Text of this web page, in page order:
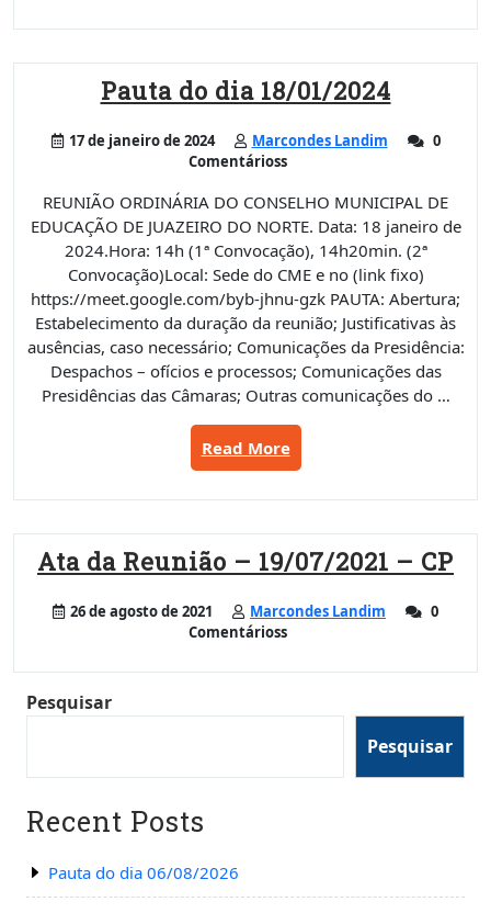
Pauta do dia 18/01/2024
17 de janeiro de 2024 Marcondes Landim
0
Comentárioss
REUNIÃO ORDINÁRIA DO CONSELHO MUNICIPAL DE
EDUCAÇÃO DE JUAZEIRO DO NORTE. Data: 18 janeiro de
2024.Hora: 14h (1ª Convocação), 14h20min. (2ª
Convocação)Local: Sede do CME e no (link fixo)
https://meet.google.com/byb-jhnu-gzk PAUTA: Abertura;
Estabelecimento da duração da reunião; Justificativas às
ausências, caso necessário; Comunicações da Presidência:
Despachos – ofícios e processos; Comunicações das
Presidências das Câmaras; Outras comunicações do …
Read More“Pauta
do
dia
Ata da Reunião – 19/07/2021 – CP
26 de agosto de 2021 Marcondes Landim
0
Comentárioss
Pesquisar
Pesquisar
Recent Posts
Pauta do dia 06/08/2026